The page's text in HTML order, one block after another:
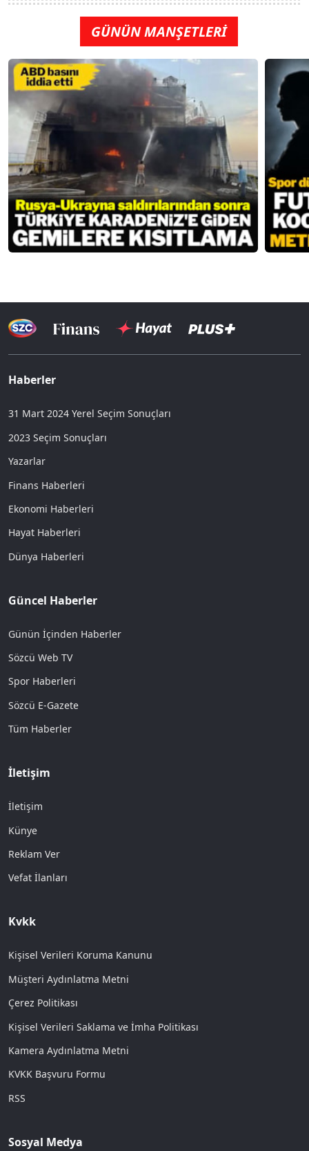
GÜNÜN MANŞETLERİ
Haberler
31 Mart 2024 Yerel Seçim Sonuçları
2023 Seçim Sonuçları
Yazarlar
Finans Haberleri
Ekonomi Haberleri
Hayat Haberleri
Dünya Haberleri
Güncel Haberler
Günün İçinden Haberler
Sözcü Web TV
Spor Haberleri
Sözcü E-Gazete
Tüm Haberler
İletişim
İletişim
Künye
Reklam Ver
Vefat İlanları
Kvkk
Kişisel Verileri Koruma Kanunu
Müşteri Aydınlatma Metni
Çerez Politikası
Kişisel Verileri Saklama ve İmha Politikası
Kamera Aydınlatma Metni
KVKK Başvuru Formu
RSS
Sosyal Medya